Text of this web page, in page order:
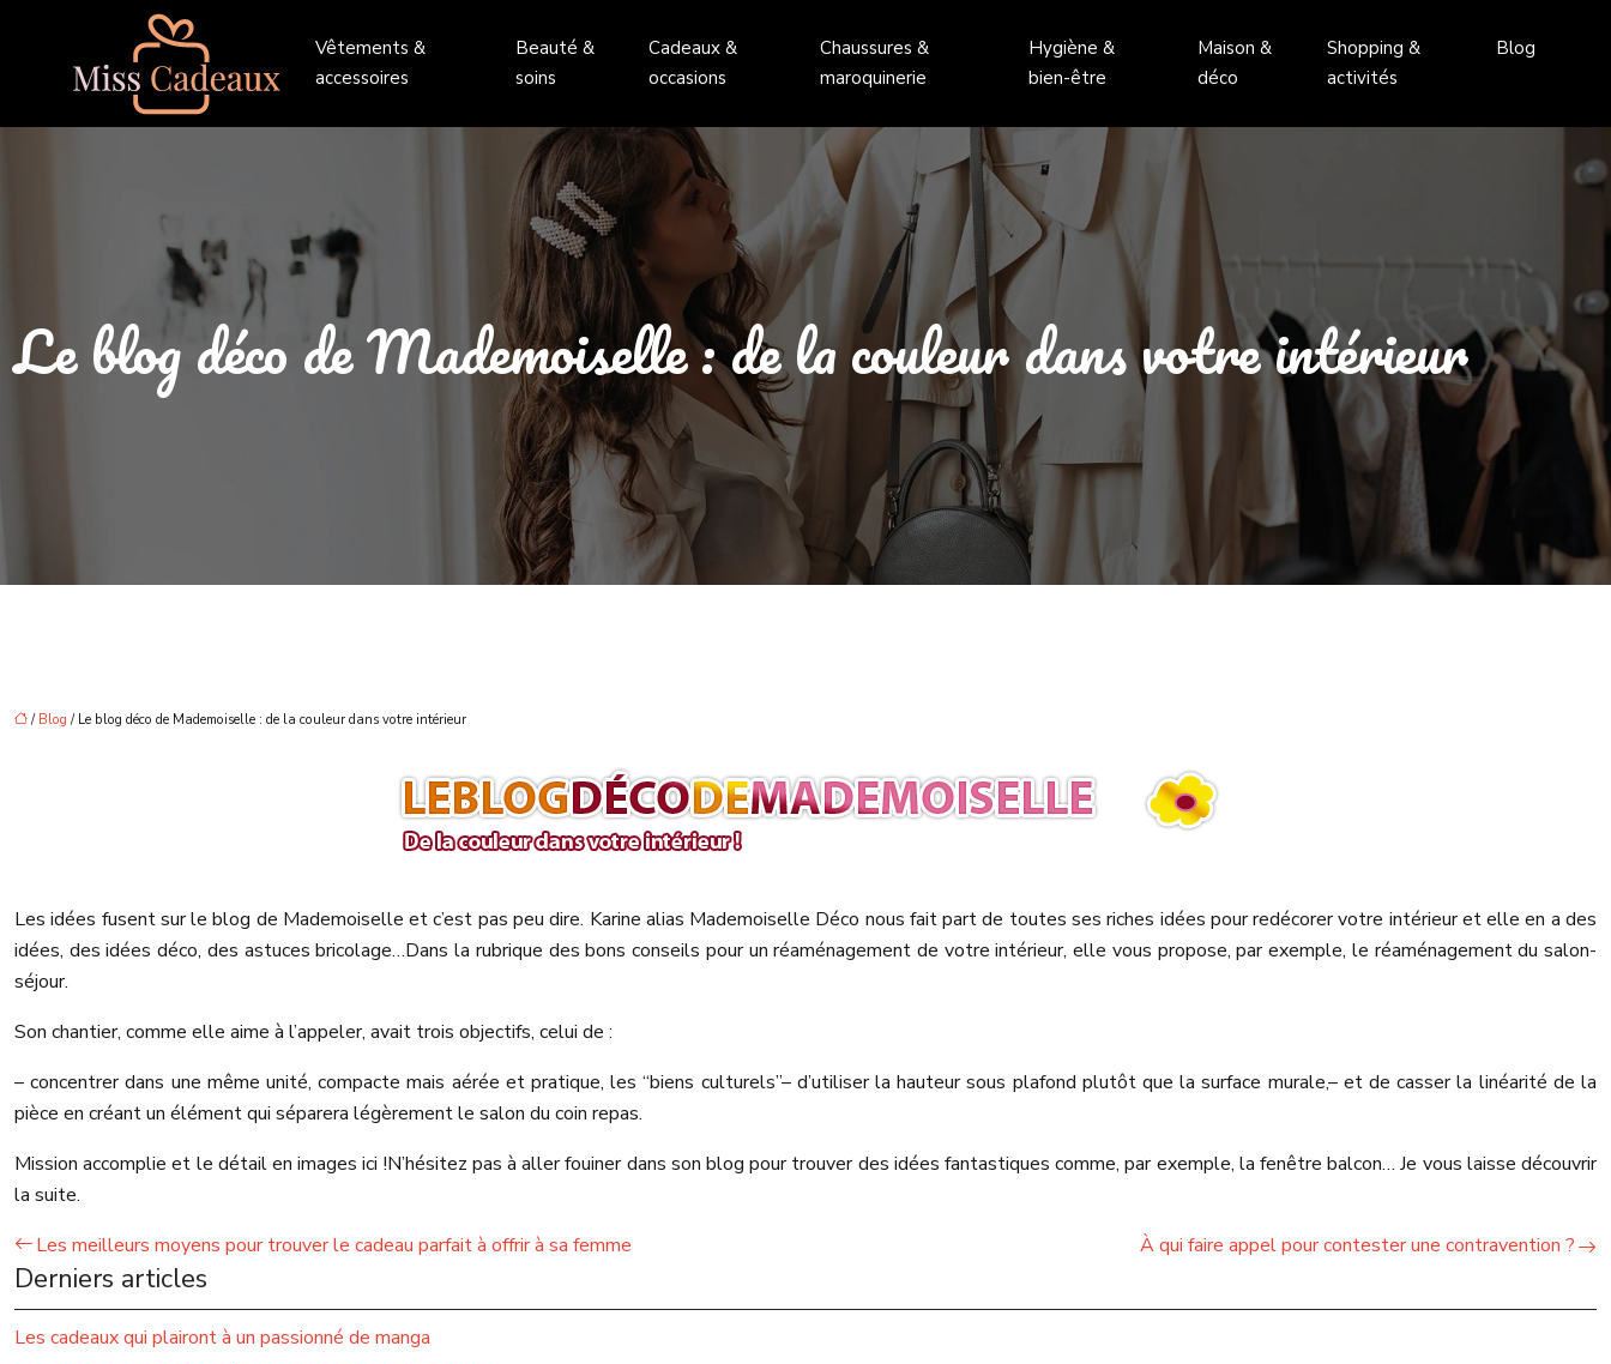
Vêtements &
accessoires
Beauté &
soins
Cadeaux &
occasions
Chaussures &
maroquinerie
Hygiène &
bien-être
Maison &
déco
Shopping &
activités
Blog
Le blog déco de Mademoiselle : de la couleur dans votre intérieur
/ Blog / Le blog déco de Mademoiselle : de la couleur dans votre intérieur
Les idées fusent sur le blog de Mademoiselle et c’est pas peu dire. Karine alias Mademoiselle Déco nous fait part de toutes ses riches idées pour redécorer votre intérieur et elle en a des
idées, des idées déco, des astuces bricolage…Dans la rubrique des bons conseils pour un réaménagement de votre intérieur, elle vous propose, par exemple, le réaménagement du salon-
séjour.
Son chantier, comme elle aime à l’appeler, avait trois objectifs, celui de :
– concentrer dans une même unité, compacte mais aérée et pratique, les “biens culturels”– d’utiliser la hauteur sous plafond plutôt que la surface murale,– et de casser la linéarité de la
pièce en créant un élément qui séparera légèrement le salon du coin repas.
Mission accomplie et le détail en images ici !N’hésitez pas à aller fouiner dans son blog pour trouver des idées fantastiques comme, par exemple, la fenêtre balcon… Je vous laisse découvrir
la suite.
Les meilleurs moyens pour trouver le cadeau parfait à offrir à sa femme
À qui faire appel pour contester une contravention ?
Derniers articles
Les cadeaux qui plairont à un passionné de manga